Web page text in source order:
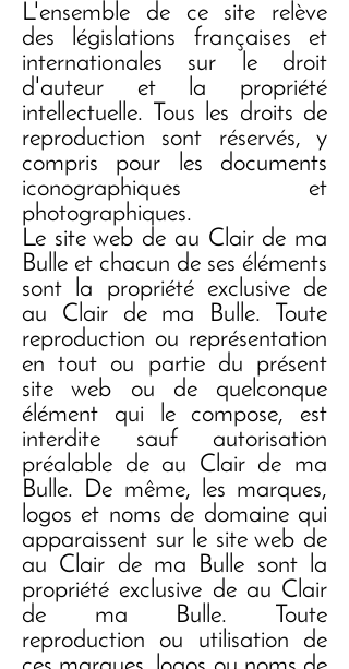
L'ensemble de ce site relève
des législations françaises et
internationales sur le droit
d'auteur et la propriété
intellectuelle. Tous les droits de
reproduction sont réservés, y
compris pour les documents
iconographiques et
photographiques.
Le site web de au Clair de ma
Bulle et chacun de ses éléments
sont la propriété exclusive de
au Clair de ma Bulle. Toute
reproduction ou représentation
en tout ou partie du présent
site web ou de quelconque
élément qui le compose, est
interdite sauf autorisation
préalable de au Clair de ma
Bulle. De même, les marques,
logos et noms de domaine qui
apparaissent sur le site web de
au Clair de ma Bulle sont la
propriété exclusive de au Clair
de ma Bulle. Toute
reproduction ou utilisation de